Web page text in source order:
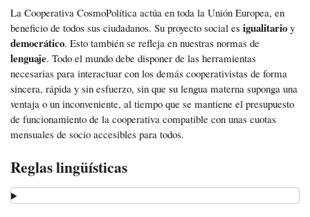
La Cooperativa CosmoPolítica actúa en toda la Unión Europea, en
beneficio de todos sus ciudadanos. Su proyecto social es igualitario y
democrático. Esto también se refleja en nuestras normas de
lenguaje. Todo el mundo debe disponer de las herramientas
necesarias para interactuar con los demás cooperativistas de forma
sincera, rápida y sin esfuerzo, sin que su lengua materna suponga una
ventaja o un inconveniente, al tiempo que se mantiene el presupuesto
de funcionamiento de la cooperativa compatible con unas cuotas
mensuales de socio accesibles para todos.
Reglas lingüísticas